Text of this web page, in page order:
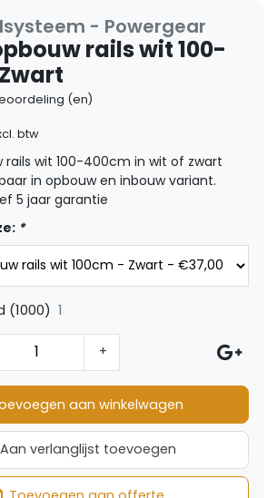
- Powergear
rails wit 100-
(en)
btw
rails wit 100-400cm in wit of zwart
in opbouw en inbouw variant.
5 jaar garantie
*
(1000) 1
+
aan winkelwagen
Aan verlanglijst toevoegen